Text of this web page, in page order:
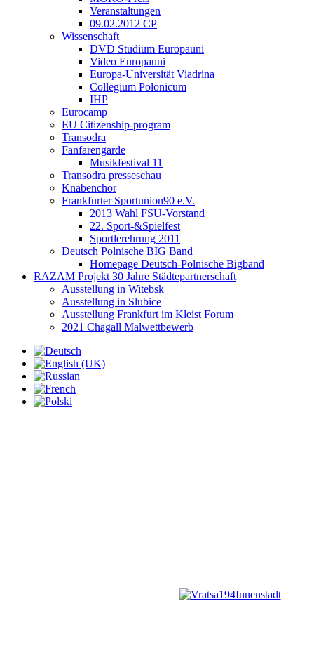
Veranstaltungen
09.02.2012 CP
Wissenschaft
DVD Studium Europauni
Video Europauni
Europa-Universität Viadrina
Collegium Polonicum
IHP
Eurocamp
EU Citizenship-program
Transodra
Fanfarengarde
Musikfestival 11
Transodra presseschau
Knabenchor
Frankfurter Sportunion90 e.V.
2013 Wahl FSU-Vorstand
22. Sport-&Spielfest
Sportlerehrung 2011
Deutsch Polnische BIG Band
Homepage Deutsch-Polnische Bigband
RAZAM Projekt 30 Jahre Städtepartnerschaft
Ausstellung in Witebsk
Ausstellung in Slubice
Ausstellung Frankfurt im Kleist Forum
2021 Chagall Malwettbewerb